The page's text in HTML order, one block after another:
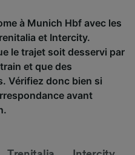
à Munich Hbf avec les
et Intercity.
le trajet soit desservi par
et que des
Vérifiez donc bien si
avant